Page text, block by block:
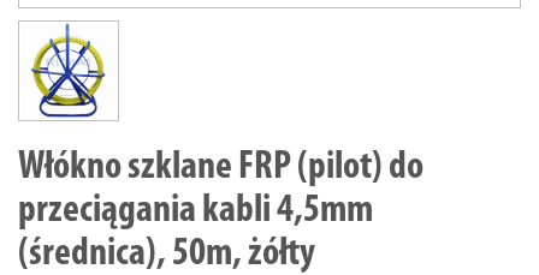
Włókno szklane FRP (pilot) do
przeciągania kabli 4,5mm
(średnica), 50m, żółty